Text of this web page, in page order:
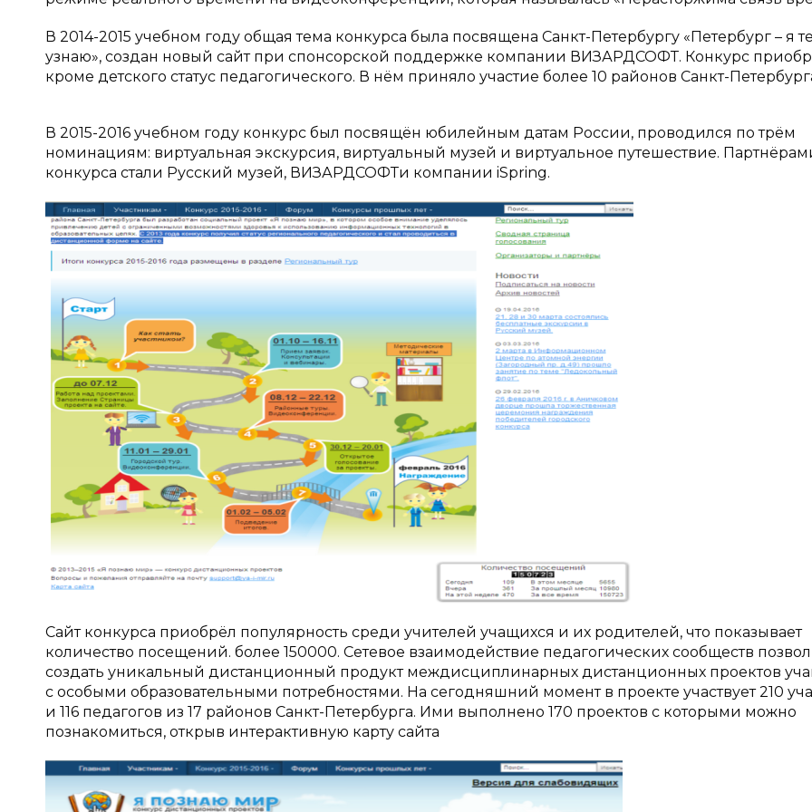
В 2014-2015 учебном году общая тема конкурса была посвящена Санкт-Петербургу «Петербург – я
узнаю», создан новый сайт при спонсорской поддержке компании ВИЗАРДСОФТ. Конкурс
кроме детского статус педагогического. В нём приняло участие более 10 районов Санкт-
В 2015-2016 учебном году конкурс был посвящён юбилейным датам России, проводился по трём
номинациям: виртуальная экскурсия, виртуальный музей и виртуальное путешествие.
конкурса стали Русский музей, ВИЗАРДСОФТи компании iSpring.
Сайт конкурса приобрёл популярность среди учителей учащихся и их родителей, что показывает
количество посещений. более 150000. Сетевое взаимодействие педагогических сообществ
создать уникальный дистанционный продукт междисциплинарных дистанционных проектов
с особыми образовательными потребностями. На сегодняшний момент в проекте участвует 210
и 116 педагогов из 17 районов Санкт-Петербурга. Ими выполнено 170 проектов с которыми можно
познакомиться, открыв интерактивную карту сайта